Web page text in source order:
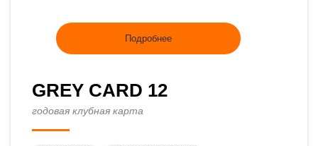
Подробнее
GREY CARD 12
годовая клубная карта